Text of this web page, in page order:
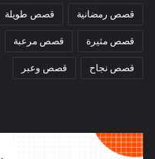
قصص رمضانية قصص طويلة
قصص مثيرة قصص مرعبة
قصص نجاح قصص وعبر